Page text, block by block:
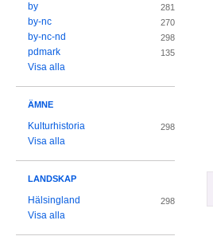
by 281
by-nc 270
by-nc-nd 298
pdmark 135
Visa alla
ÄMNE
Kulturhistoria 298
Visa alla
LANDSKAP
Hälsingland 298
Visa alla